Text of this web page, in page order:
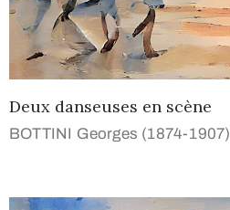
Deux danseuses en scène
BOTTINI Georges (1874-1907)